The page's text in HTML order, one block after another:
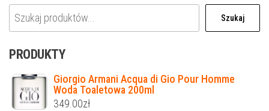
Szukaj
PRODUKTY
Giorgio Armani Acqua di Gio Pour Homme
Woda Toaletowa 200ml
349.00zł